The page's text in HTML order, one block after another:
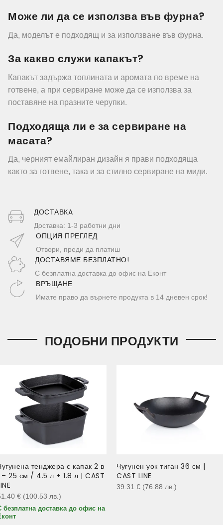
Може ли да се използва във фурна?
Да, моделът е подходящ и за използване във фурна.
За какво служи капакът?
Капакът задържа топлината и аромата по време на
готвене, а при сервиране може да се използва за
поставяне на празните черупки.
Подходяща ли е за сервиране на
масата?
Да, черният емайлиран дизайн я прави подходяща
както за готвене, така и за стилно сервиране на миди.
ДОСТАВКA
Доставка: 1-3 работни дни
ОПЦИЯ ПРЕГЛЕД
Отвори, преди да платиш
ДОСТАВЯМЕ БЕЗПЛАТНО!
С безплатна доставка до офис на Еконт
ВРЪЩАНЕ
Имате право да върнете продукта в 14 дневен срок!
ПОДОБНИ ПРОДУКТИ
тенджера с капак 2 в
– 25 см / 4.5 л + 1.8 л | CAST
€ (100.53 лв. )
безплатна доставка до офис на
Чугунен уок тиган 36 см |
CAST LINE
39.31 € (76.88 лв. )